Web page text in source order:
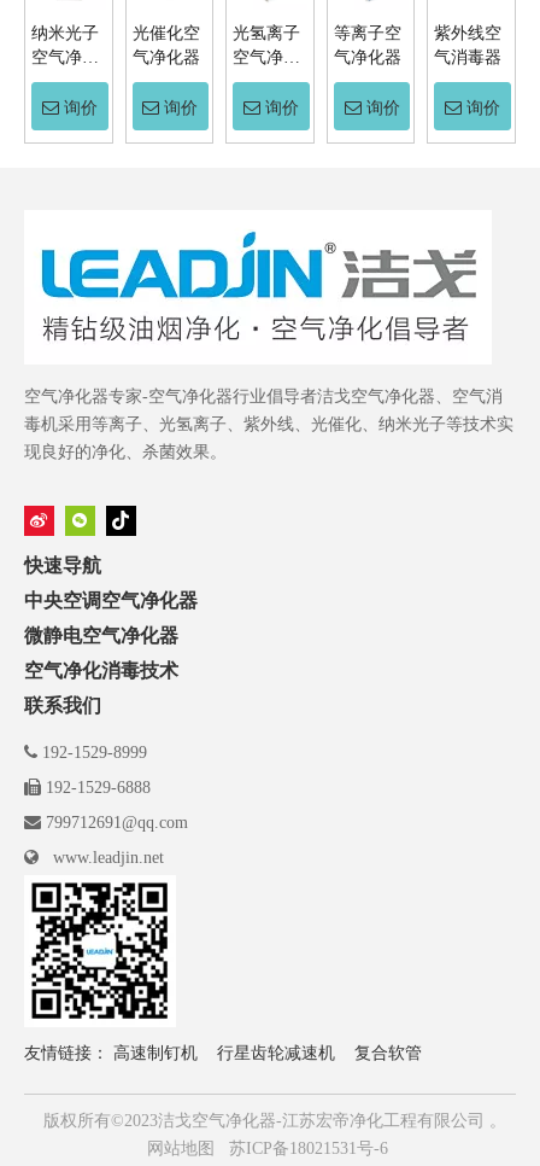
纳米光子
空气净化
器
询价
光催化空
气净化器
询价
光氢离子
空气净化
器
询价
等离子空
气净化器
询价
紫外线空
气消毒器
询价
空气净化器专家-空气净化器行业倡导者洁戈空气净化器、空气消
毒机采用等离子、光氢离子、紫外线、光催化、纳米光子等技术实
现良好的净化、杀菌效果。
快速导航
中央空调空气净化器
微静电空气净化器
空气净化消毒技术
联系我们
 192-1529-8999
 192-1529-6888
 799712691@qq.com
 www.leadjin.net
友情链接： 高速制钉机 行星齿轮减速机 复合软管
版权所有©2023洁戈空气净化器-江苏宏帝净化工程有限公司 。
网站地图
苏ICP备18021531号-6